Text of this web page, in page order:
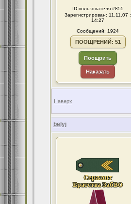
ID пользователя #855
Зарегистрирован: 11.11.07 :
14:27
Сообщений: 1924
ПООЩРЕНИЙ: 51
Поощрить
Наказать
Наверх
belyj